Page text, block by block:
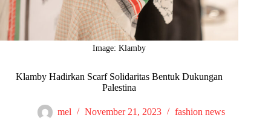
Image: Klamby
Klamby Hadirkan Scarf Solidaritas Bentuk Dukungan
Palestina
mel November 21, 2023 fashion news